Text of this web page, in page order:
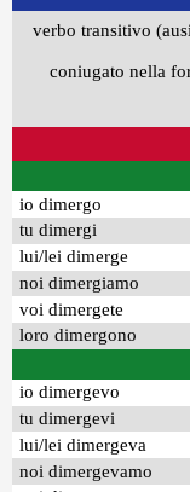
verbo transitivo
coniugato nella
io dimergo
tu dimergi
lui/lei dimerge
noi dimergiamo
voi dimergete
loro dimergono
io dimergevo
tu dimergevi
lui/lei dimergeva
noi dimergevamo